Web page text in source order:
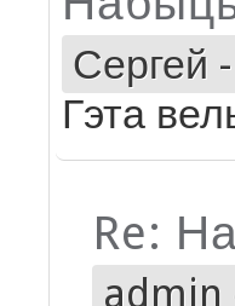
Сергей -
Гэта
Re:
admin